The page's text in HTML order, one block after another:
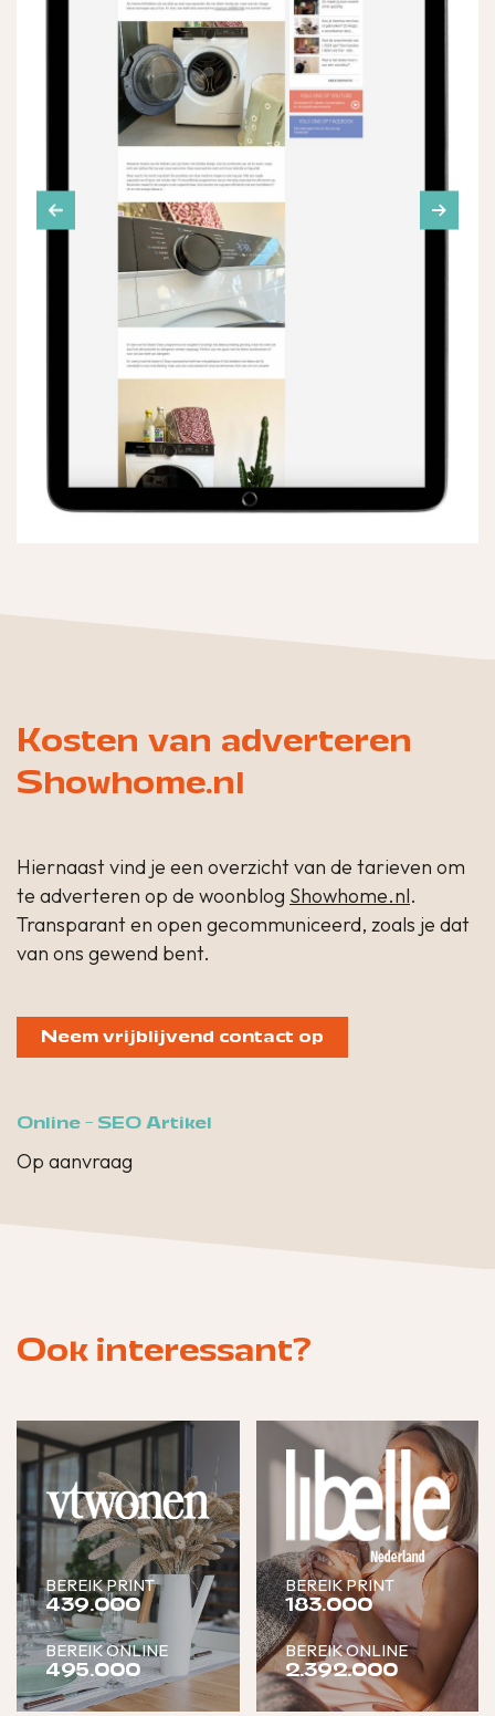
Kosten van adverteren
Showhome.nl
Hiernaast vind je een overzicht van de tarieven om
te adverteren op de woonblog Showhome.nl.
Transparant en open gecommuniceerd, zoals je dat
van ons gewend bent.
Neem vrijblijvend contact op
Online - SEO Artikel
Op aanvraag
Ook interessant?
BEREIK PRINT
439.000
BEREIK ONLINE
495.000
BEREIK PRINT
183.000
BEREIK ONLINE
2.392.000